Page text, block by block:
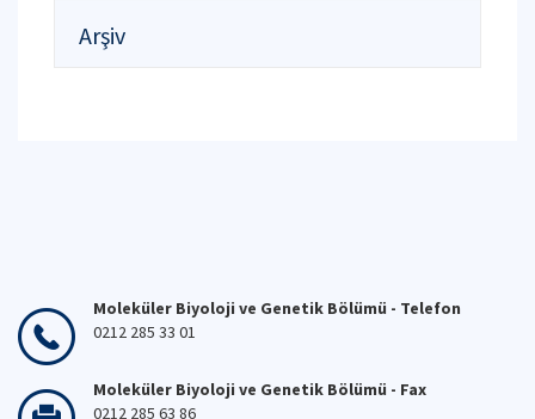
Arşiv
Moleküler Biyoloji ve Genetik Bölümü - Telefon
0212 285 33 01
Moleküler Biyoloji ve Genetik Bölümü - Fax
0212 285 63 86